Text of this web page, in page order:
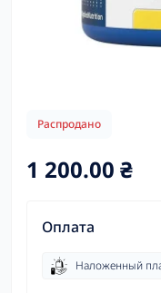
Распродано
1 200.00 ₴
Оплата
Наложенный